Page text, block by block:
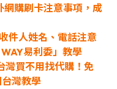
網購刷卡注意事項，成
件人姓名、電話注意
易利委」教學
灣買不用找代購！免
灣教學